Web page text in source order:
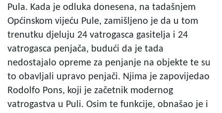
Pula. Kada je odluka donesena, na tadašnjem
Općinskom vijeću Pule, zamišljeno je da u tom
trenutku djeluju 24 vatrogasca gasitelja i 24
vatrogasca penjača, budući da je tada
nedostajalo opreme za penjanje na objekte te su
to obavljali upravo penjači. Njima je zapovijedao
Rodolfo Pons, koji je začetnik modernog
vatrogastva u Puli. Osim te funkcije, obnašao je i